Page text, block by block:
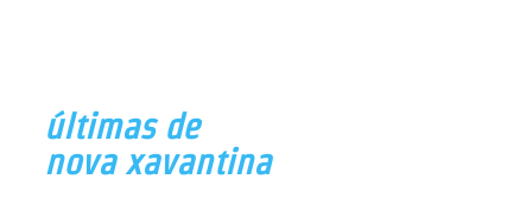
últimas de
nova xavantina